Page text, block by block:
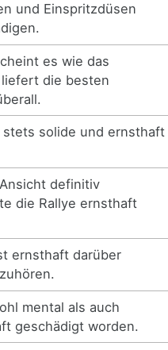
und Einspritzdüsen
es wie das
die besten
stets solide und ernsthaft
definitiv
die Rallye ernsthaft
ernsthaft darüber
mental als auch
geschädigt worden.